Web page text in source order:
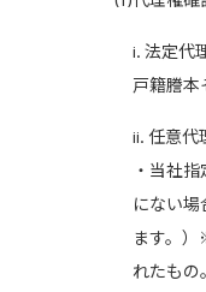
i. 法定代
戸籍謄本
ii. 任意代
・当社
にない
ます。
れたもの。